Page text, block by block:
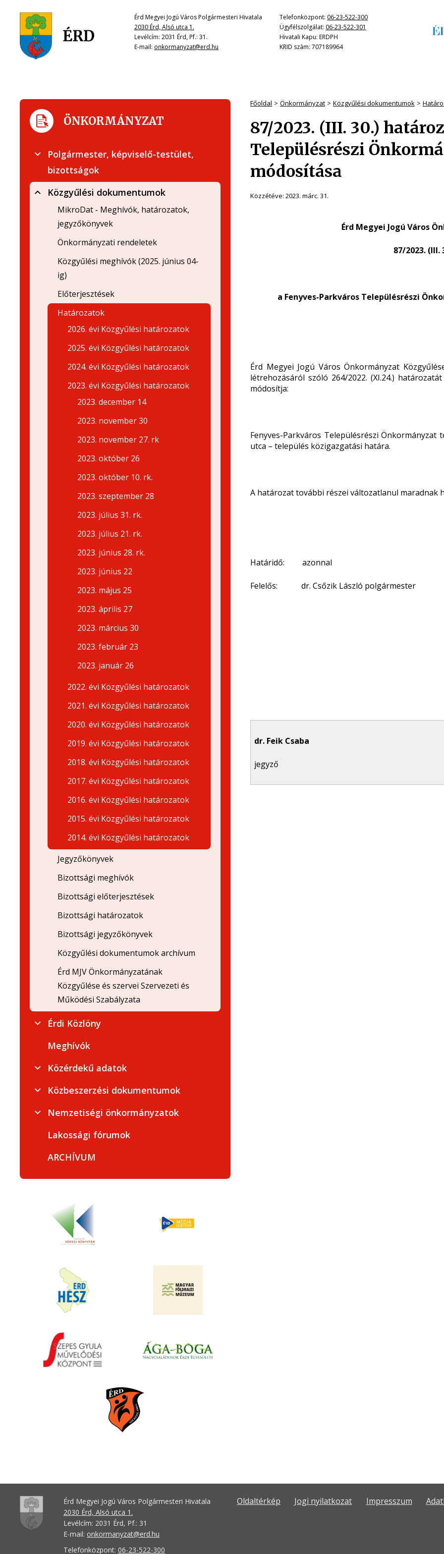
Érd Megyei Jogú Város Polgármesteri Hivatala
2030 Érd, Alsó utca 1.
Levélcím: 2031 Érd, Pf.: 31.
E-mail: onkormanyzat@erd.hu
Telefonközpont: 06-23-522-300
Ügyfélszolgálat: 06-23-522-301
Hivatali Kapu: ERDPH
KRID szám: 707189964
Főoldal Önkormányzat Közgyűlési dokumentumok
87/2023. (III. 30.)
Településrészi
módosítása
Közzétéve: 2023. márc. 31.
Érd Megyei Jogú Város
87/2023.
a Fenyves-Parkváros Településrészi
Érd Megyei Jogú Város Önkormányzat
létrehozásáról szóló 264/2022. (XI.24.)
módosítja:
Fenyves-Parkváros Településrészi
utca – település közigazgatási határa.
A határozat további részei változatlanul maradnak
Határidő: azonnal
Felelős: dr. Csőzik László polgármester
dr. Feik Csaba
jegyző
ÖNKORMÁNYZAT
Polgármester, képviselő-testület,
bizottságok
Közgyűlési dokumentumok
MikroDat - Meghívók, határozatok,
jegyzőkönyvek
Önkormányzati rendeletek
Közgyűlési meghívók (2025. június 04-
ig)
Előterjesztések
Határozatok
2026. évi Közgyűlési határozatok
2025. évi Közgyűlési határozatok
2024. évi Közgyűlési határozatok
2023. évi Közgyűlési határozatok
2023. december 14
2023. november 30
2023. november 27. rk
2023. október 26
2023. október 10. rk.
2023. szeptember 28
2023. július 31. rk.
2023. július 21. rk.
2023. június 28. rk.
2023. június 22
2023. május 25
2023. április 27
2023. március 30
2023. február 23
2023. január 26
2022. évi Közgyűlési határozatok
2021. évi Közgyűlési határozatok
2020. évi Közgyűlési határozatok
2019. évi Közgyűlési határozatok
2018. évi Közgyűlési határozatok
2017. évi Közgyűlési határozatok
2016. évi Közgyűlési határozatok
2015. évi Közgyűlési határozatok
2014. évi Közgyűlési határozatok
Jegyzőkönyvek
Bizottsági meghívók
Bizottsági előterjesztések
Bizottsági határozatok
Bizottsági jegyzőkönyvek
Közgyűlési dokumentumok archívum
Érd MJV Önkormányzatának
Közgyűlése és szervei Szervezeti és
Működési Szabályzata
Érdi Közlöny
Meghívók
Közérdekű adatok
Közbeszerzési dokumentumok
Nemzetiségi önkormányzatok
Lakossági fórumok
ARCHÍVUM
Érd Megyei Jogú Város Polgármesteri Hivatala
2030 Érd, Alsó utca 1.
Levélcím: 2031 Érd, Pf.: 31
E-mail: onkormanyzat@erd.hu
Telefonközpont: 06-23-522-300
Oldaltérkép Jogi nyilatkozat Impresszum